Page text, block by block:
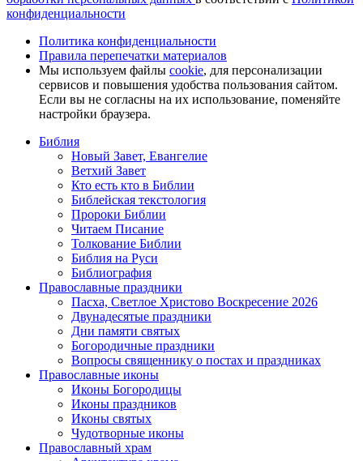
конфиденциальности
Политика конфиденциальности
Правила перепечатки материалов
Мы используем файлы cookie, для персонализации
сервисов и повышения удобства пользования сайтом.
Если вы не согласны на их использование, поменяйте
настройки браузера.
Библия
Новый Завет, Евангелие
Ветхий Завет
Кто есть кто в Библии
Библейская текстология
Пророки Библии
Читаем Писание
Толкование Библии
Библия на Руси
Библиография
Православные праздники
Пасха, Светлое Христово Воскресение 2026
Двунадесятые праздники
Дни памяти святых
Богородичные праздники
Вопросы священнику о постах и праздниках
Православные иконы
Иконы Богородицы
Иконы праздников
Иконы святых
Чудотворные иконы
Православный храм